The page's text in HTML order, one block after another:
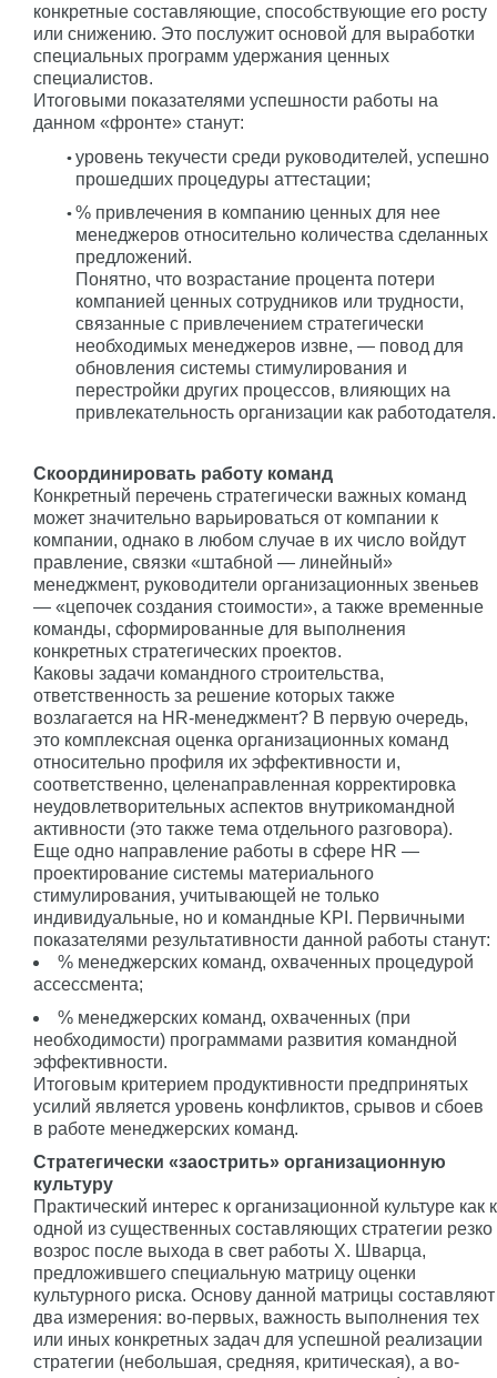
конкретные составляющие, способствующие его росту
или снижению. Это послужит основой для выработки
специальных программ удержания ценных
специалистов.
Итоговыми показателями успешности работы на
данном «фронте» станут:
уровень текучести среди руководителей, успешно
прошедших процедуры аттестации;
% привлечения в компанию ценных для нее
менеджеров относительно количества сделанных
предложений.
Понятно, что возрастание процента потери
компанией ценных сотрудников или трудности,
связанные с привлечением стратегически
необходимых менеджеров извне, — повод для
обновления системы стимулирования и
перестройки других процессов, влияющих на
привлекательность организации как работодателя.
Скоординировать работу команд
Конкретный перечень стратегически важных команд
может значительно варьироваться от компании к
компании, однако в любом случае в их число войдут
правление, связки «штабной — линейный»
менеджмент, руководители организационных звеньев
— «цепочек создания стоимости», а также временные
команды, сформированные для выполнения
конкретных стратегических проектов.
Каковы задачи командного строительства,
ответственность за решение которых также
возлагается на HR-менеджмент? В первую очередь,
это комплексная оценка организационных команд
относительно профиля их эффективности и,
соответственно, целенаправленная корректировка
неудовлетворительных аспектов внутрикомандной
активности (это также тема отдельного разговора).
Еще одно направление работы в сфере HR —
проектирование системы материального
стимулирования, учитывающей не только
индивидуальные, но и командные KPI. Первичными
показателями результативности данной работы станут:
% менеджерских команд, охваченных процедурой
ассессмента;
% менеджерских команд, охваченных (при
необходимости) программами развития командной
эффективности.
Итоговым критерием продуктивности предпринятых
усилий является уровень конфликтов, срывов и сбоев
в работе менеджерских команд.
Стратегически «заострить» организационную
культуру
Практический интерес к организационной культуре как к
одной из существенных составляющих стратегии резко
возрос после выхода в свет работы Х. Шварца,
предложившего специальную матрицу оценки
культурного риска. Основу данной матрицы составляют
два измерения: во-первых, важность выполнения тех
или иных конкретных задач для успешной реализации
стратегии (небольшая, средняя, критическая), а во-